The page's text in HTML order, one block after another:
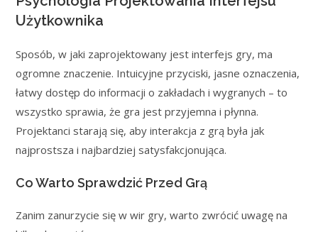
Użytkownika
Sposób, w jaki zaprojektowany jest interfejs gry, ma
ogromne znaczenie. Intuicyjne przyciski, jasne oznaczenia,
łatwy dostęp do informacji o zakładach i wygranych – to
wszystko sprawia, że gra jest przyjemna i płynna.
Projektanci starają się, aby interakcja z grą była jak
najprostsza i najbardziej satysfakcjonująca.
Co Warto Sprawdzić Przed Grą
Zanim zanurzycie się w wir gry, warto zwrócić uwagę na